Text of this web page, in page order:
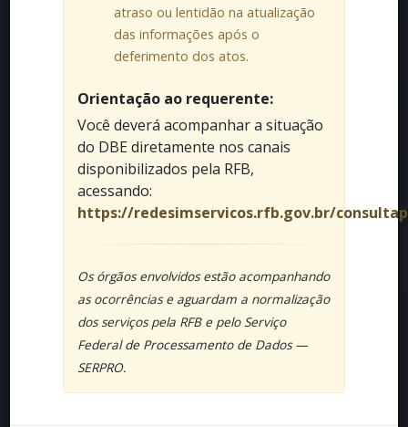
atraso ou lentidão na atualização
das informações após o
deferimento dos atos.
Orientação ao requerente:
Você deverá acompanhar a situação
do DBE diretamente nos canais
disponibilizados pela RFB,
acessando:
https://redesimservicos.rfb.gov.br/
Os órgãos envolvidos estão acompanhando
as ocorrências e aguardam a normalização
dos serviços pela RFB e pelo Serviço
Federal de Processamento de Dados —
SERPRO.